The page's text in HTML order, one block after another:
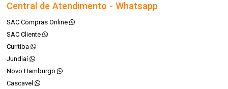
Central de Atendimento - Whatsapp
SAC Compras Online
SAC Cliente
Curitiba
Jundiaí
Novo Hamburgo
Cascavel